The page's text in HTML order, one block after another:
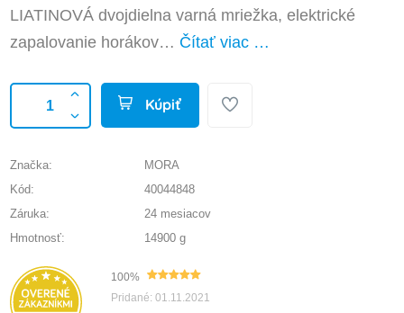
LIATINOVÁ dvojdielna varná mriežka, elektrické
zapalovanie horákov… Čítať viac …
Kúpiť
Značka:
MORA
Kód:
40044848
Záruka:
24 mesiacov
Hmotnosť:
14900 g
100%
Pridané: 01.11.2021